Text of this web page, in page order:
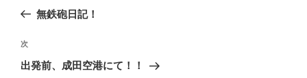
ビ
ゲ
の
稿
無鉄砲日記！
次
の
次
出発前、成田空港にて！！